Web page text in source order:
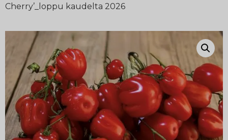
Cherry’_loppu kaudelta 2026